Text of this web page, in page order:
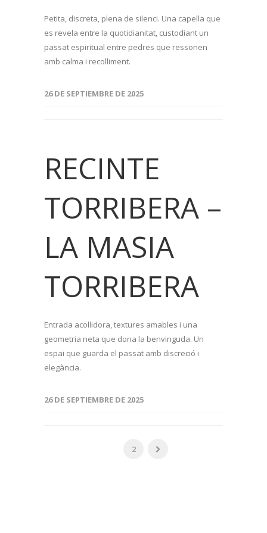
Petita, discreta, plena de silenci. Una capella que
es revela entre la quotidianitat, custodiant un
passat espiritual entre pedres que ressonen
amb calma i recolliment.
26 DE SEPTIEMBRE DE 2025
RECINTE
TORRIBERA –
LA MASIA
TORRIBERA
Entrada acollidora, textures amables i una
geometria neta que dona la benvinguda. Un
espai que guarda el passat amb discreció i
elegància.
26 DE SEPTIEMBRE DE 2025
2